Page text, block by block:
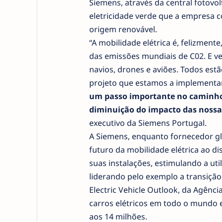
Siemens, através da central
eletricidade verde que a empresa
origem renovável.
“A mobilidade elétrica é,
das emissões mundiais de C02. E
navios, drones e aviões. Todos
projeto que estamos a
um passo importante no
diminuição do impacto das
executivo da Siemens Portugal.
A Siemens, enquanto fornecedor
futuro da mobilidade elétrica ao
suas instalações, estimulando a
liderando pelo exemplo a
Electric Vehicle Outlook, da
carros elétricos em todo o mundo
aos 14 milhões.